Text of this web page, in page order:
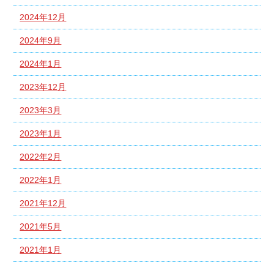
2024年12月
2024年9月
2024年1月
2023年12月
2023年3月
2023年1月
2022年2月
2022年1月
2021年12月
2021年5月
2021年1月